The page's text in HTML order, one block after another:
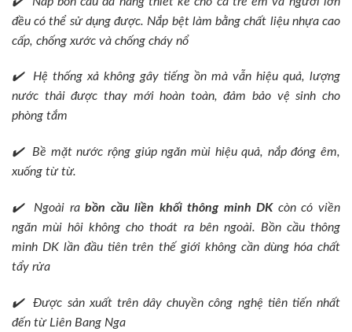
đều có thể sử dụng được. Nắp bệt làm bằng chất liệu nhựa cao
cấp, chống xước và chống cháy nổ
✔️ Hệ thống xả không gây tiếng ồn mà vẫn hiệu quả, lượng
nước thải được thay mới hoàn toàn, đảm bảo vệ sinh cho
phòng tắm
✔️ Bề mặt nước rộng giúp ngăn mùi hiệu quả, nắp đóng êm,
xuống từ từ.
✔️ Ngoài rabồn cầu liền khối thông minh DKcòn có viền
ngăn mùi hôi không cho thoát ra bên ngoài. Bồn cầu thông
minh DK lần đầu tiên trên thế giới không cần dùng hóa chất
tẩy rửa
✔️ Được sản xuất trên dây chuyền công nghệ tiên tiến nhất
đến từ Liên Bang Nga